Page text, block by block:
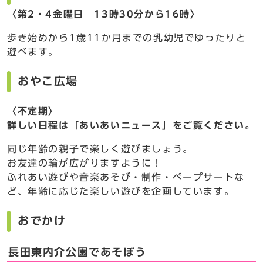
〈第2・4金曜日 13時30分から16時〉
歩き始めから1歳11か月までの乳幼児でゆったりと
遊べます。
おやこ広場
〈不定期〉
詳しい日程は「あいあいニュース」をご覧ください。
同じ年齢の親子で楽しく遊びましょう。
お友達の輪が広がりますように！
ふれあい遊びや音楽あそび・制作・ペープサートな
ど、年齢に応じた楽しい遊びを企画しています。
おでかけ
長田東内介公園であそぼう